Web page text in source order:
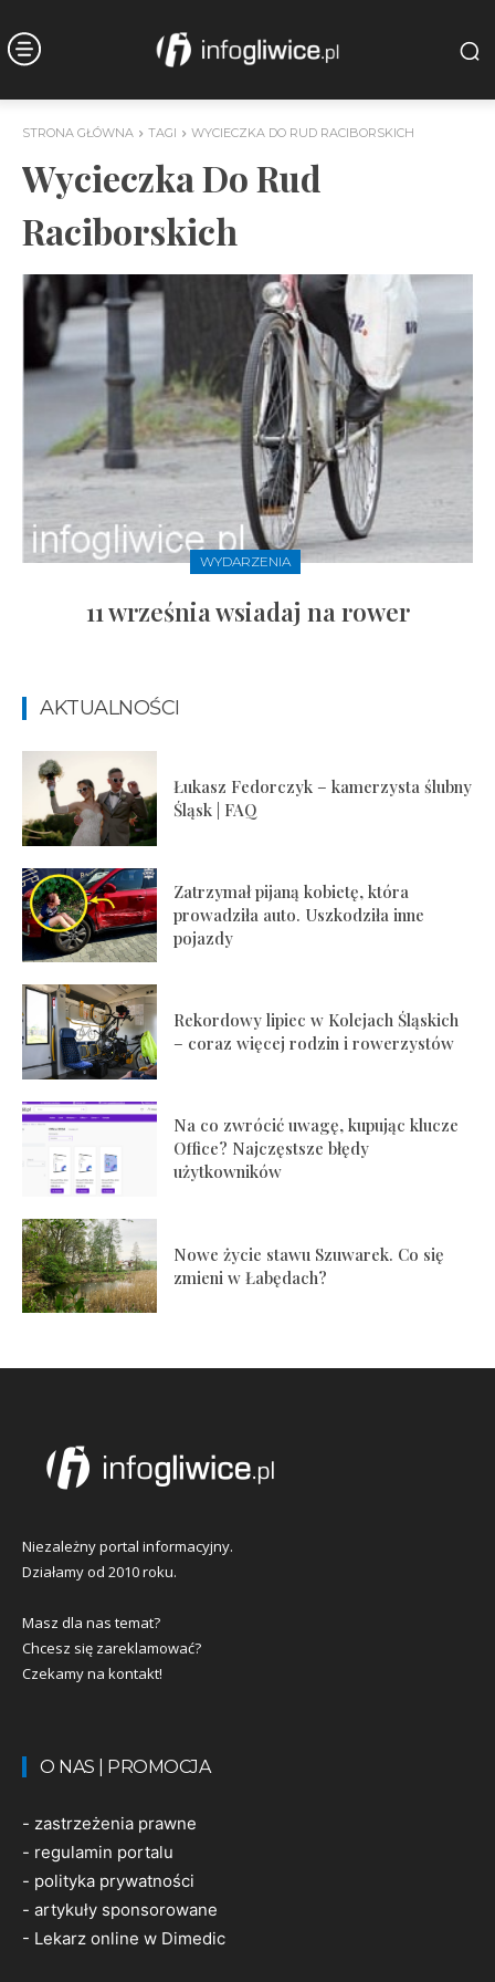
STRONA GŁÓWNA TAGI WYCIECZKA DO RUD RACIBORSKICH
Wycieczka Do Rud
Raciborskich
WYDARZENIA
11 września wsiadaj na rower
AKTUALNOŚCI
Łukasz Fedorczyk – kamerzysta ślubny
Śląsk | FAQ
Zatrzymał pijaną kobietę, która
prowadziła auto. Uszkodziła inne
pojazdy
Rekordowy lipiec w Kolejach Śląskich
– coraz więcej rodzin i rowerzystów
Na co zwrócić uwagę, kupując klucze
Office? Najczęstsze błędy
użytkowników
Nowe życie stawu Szuwarek. Co się
zmieni w Łabędach?
Niezależny portal informacyjny.
Działamy od 2010 roku.
Masz dla nas temat?
Chcesz się zareklamować?
Czekamy na kontakt!
O NAS | PROMOCJA
- zastrzeżenia prawne
- regulamin portalu
- polityka prywatności
- artykuły sponsorowane
- Lekarz online w Dimedic